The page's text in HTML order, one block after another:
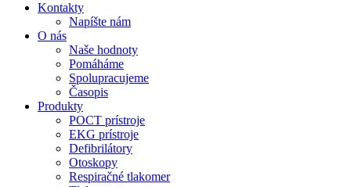
Kontakty
Napíšte nám
O nás
Naše hodnoty
Pomáháme
Spolupracujeme
Časopis
Produkty
POCT prístroje
EKG prístroje
Defibrilátory
Otoskopy
Respiračné tlakomer